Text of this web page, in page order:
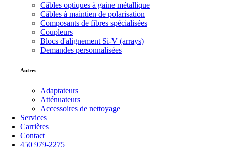
Câbles optiques à gaine métallique
Câbles à maintien de polarisation
Composants de fibres spécialisées
Coupleurs
Blocs d'alignement Si-V (arrays)
Demandes personnalisées
Autres
Adaptateurs
Atténuateurs
Accessoires de nettoyage
Services
Carrières
Contact
450 979-2275